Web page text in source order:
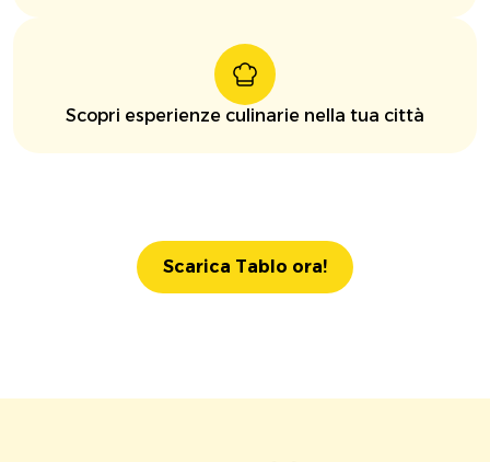
Scopri esperienze culinarie nella tua città
Scarica Tablo ora!